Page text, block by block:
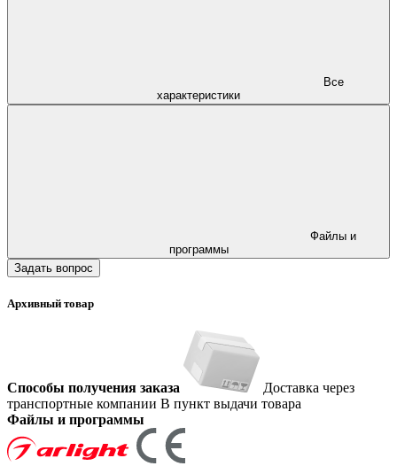
характеристики
программы
Задать вопрос
Архивный товар
Способы получения заказа
Доставка через
транспортные компании В пункт выдачи товара
Файлы и программы